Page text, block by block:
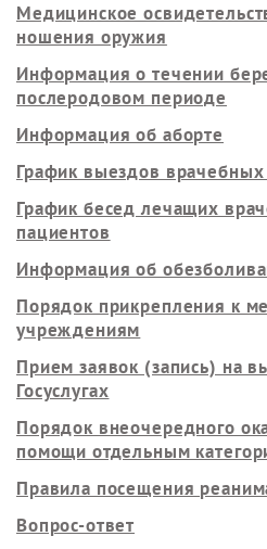
Медицинское
ношения оружия
Информация о течении
послеродовом периоде
Информация об аборте
График выездов врачебных
График бесед лечащих
пациентов
Информация об
Порядок прикрепления к
учреждениям
Прием заявок (запись) на
Госуслугах
Порядок внеочередного
помощи отдельным
Правила посещения
Вопрос-ответ